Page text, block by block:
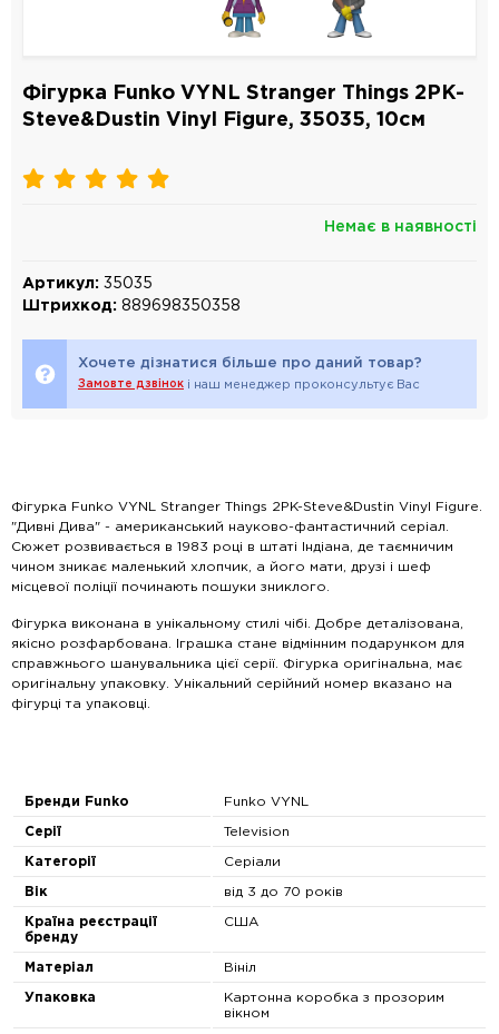
Фігурка Funko VYNL Stranger Things 2PK-
Steve&Dustin Vinyl Figure, 35035, 10см
Немає в наявності
Артикул: 35035
Штрихкод: 889698350358
Хочете дізнатися більше про даний товар?
Замовте дзвінок і наш менеджер проконсультує Вас
Фігурка Funko VYNL Stranger Things 2PK-Steve&Dustin Vinyl Figure.
"Дивні Дива" - американський науково-фантастичний серіал.
Сюжет розвивається в 1983 році в штаті Індіана, де таємничим
чином зникає маленький хлопчик, а його мати, друзі і шеф
місцевої поліції починають пошуки зниклого.
Фігурка виконана в унікальному стилі чібі. Добре деталізована,
якісно розфарбована. Іграшка стане відмінним подарунком для
справжнього шанувальника цієї серії. Фігурка оригінальна, має
оригінальну упаковку. Унікальний серійний номер вказано на
фігурці та упаковці.
Бренди Funko Funko VYNL
Серії Television
Категорії Серіали
Вік від 3 до 70 років
Країна реєстрації
бренду
США
Матеріал Вініл
Упаковка
Картонна коробка з прозорим
вікном